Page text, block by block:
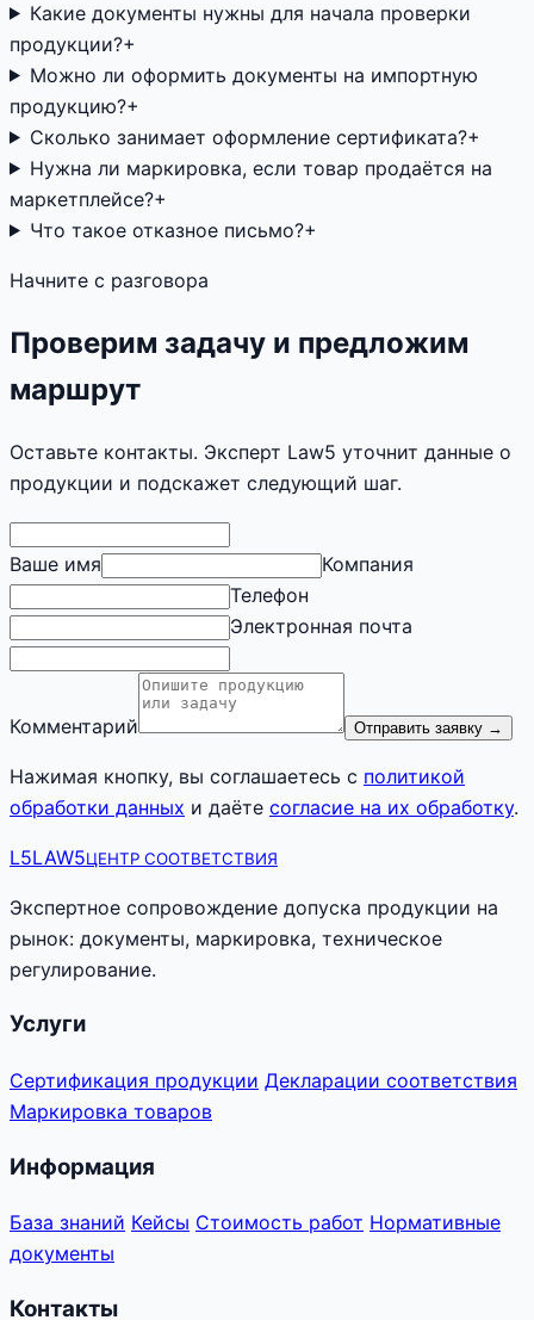
Какие документы нужны для начала проверки
продукции?+
Можно ли оформить документы на импортную
продукцию?+
Сколько занимает оформление сертификата?+
Нужна ли маркировка, если товар продаётся на
маркетплейсе?+
Что такое отказное письмо?+
Начните с разговора
Проверим задачу и предложим
маршрут
Оставьте контакты. Эксперт Law5 уточнит данные о
продукции и подскажет следующий шаг.
Ваше имя
Компания
Телефон
Электронная почта
Комментарий Отправить заявку →
Нажимая кнопку, вы соглашаетесь с политикой
обработки данных и даёте согласие на их обработку.
L5LAW5ЦЕНТР СООТВЕТСТВИЯ
Экспертное сопровождение допуска продукции на
рынок: документы, маркировка, техническое
регулирование.
Услуги
Сертификация продукции Декларации соответствия
Маркировка товаров
Информация
База знаний Кейсы Стоимость работ Нормативные
документы
Контакты